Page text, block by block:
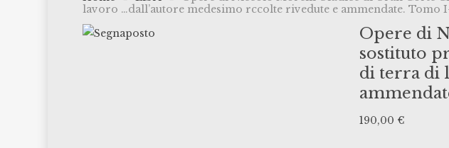
lavoro …dall’autore medesimo rccolte rivedute e ammendate. Tomo
Opere di
sostituto
di terra di
190,00 €